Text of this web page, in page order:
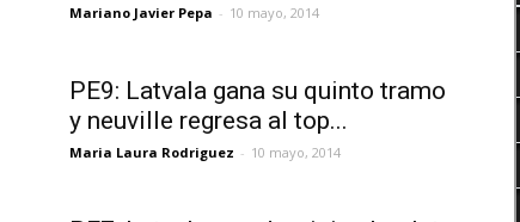
Deportes
Mariano Javier Pepa - 10 mayo, 2014
PE9: Latvala gana su quinto tramo
y neuville regresa al top...
Maria Laura Rodriguez - 10 mayo, 2014